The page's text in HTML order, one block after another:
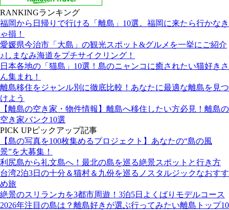
RANKINGランキング
福岡から日帰りで行ける「離島」10選。福岡に来たら行かなき
ゃ損！
愛媛県今治市「大島」の観光スポット&グルメを一挙にご紹介
♪しまなみ海道をプチサイクリング！
日本各地の「猫島」10選！島のニャンコに癒されたい猫好きさ
ん集まれ！
離島移住をジャンル別に徹底比較！あなたに最適な離島を見つ
けよう
【離島の空き家・物件情報】離島へ移住したい方必見！離島の
空き家バンク10選
PICK UPピックアップ記事
【島の写真を100枚集めるプロジェクト】あなたの“島の風
景”を大募集！
利尻島から礼文島へ！最北の島を巡る絶景スポットと行き方
台湾2泊3日の十分＆猫村＆九份を巡るノスタルジックなおすす
め旅
絶景のスリランカを3都市周遊！3泊5日よくばりモデルコース
2026年注目の島は？離島好きが選ぶ行ってみたい離島トップ10